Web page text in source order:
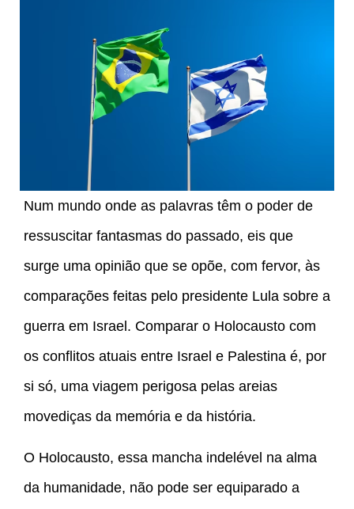
Num mundo onde as palavras têm o poder de
ressuscitar fantasmas do passado, eis que
surge uma opinião que se opõe, com fervor, às
comparações feitas pelo presidente Lula sobre a
guerra em Israel. Comparar o Holocausto com
os conflitos atuais entre Israel e Palestina é, por
si só, uma viagem perigosa pelas areias
movediças da memória e da história.
O Holocausto, essa mancha indelével na alma
da humanidade, não pode ser equiparado a